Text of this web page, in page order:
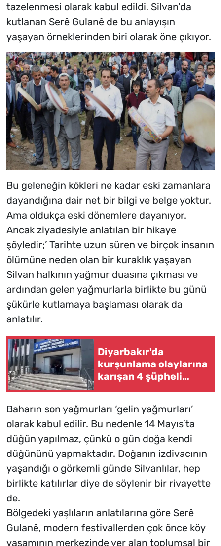
tazelenmesi olarak kabul edildi. Silvan’da
kutlanan Serê Gulanê de bu anlayışın
yaşayan örneklerinden biri olarak öne çıkıyor.
Bu geleneğin kökleri ne kadar eski zamanlara
dayandığına dair net bir bilgi ve belge yoktur.
Ama oldukça eski dönemlere dayanıyor.
Ancak ziyadesiyle anlatılan bir hikaye
şöyledir;’ Tarihte uzun süren ve birçok insanın
ölümüne neden olan bir kuraklık yaşayan
Silvan halkının yağmur duasına çıkması ve
ardından gelen yağmurlarla birlikte bu günü
şükürle kutlamaya başlaması olarak da
anlatılır.
Diyarbakır'da
kurşunlama olaylarına
karışan 4 şüpheli
yakalandı
Baharın son yağmurları ‘gelin yağmurları’
olarak kabul edilir. Bu nedenle 14 Mayıs’ta
düğün yapılmaz, çünkü o gün doğa kendi
düğününü yapmaktadır. Doğanın izdivacının
yaşandığı o görkemli günde Silvanlılar, hep
birlikte katılırlar diye de söylenir bir rivayette
de.
Bölgedeki yaşlıların anlatılarına göre Serê
Gulanê, modern festivallerden çok önce köy
yaşamının merkezinde yer alan toplumsal bir